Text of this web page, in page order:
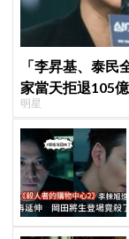
「李昇基、泰
家當天拒退105
明星